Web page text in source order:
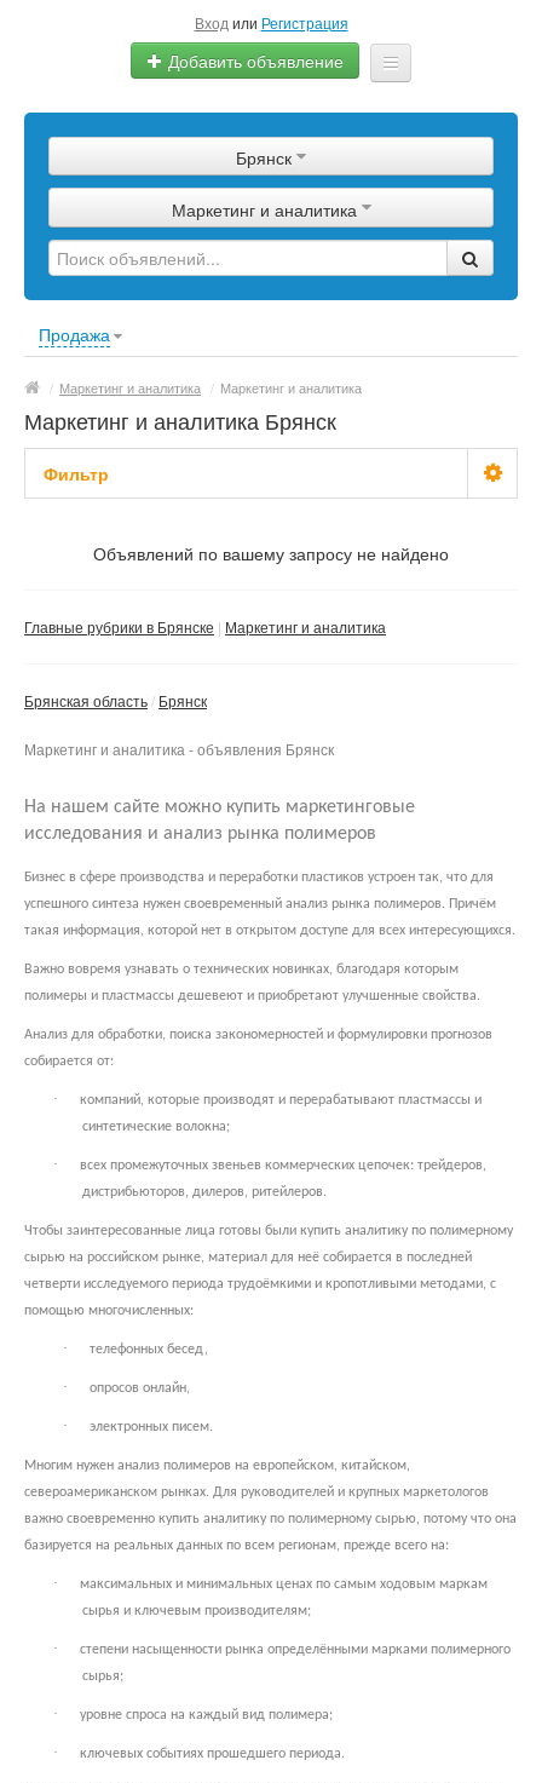
Вход или Регистрация
Добавить объявление
Сырье
Изделия
Оборудование
Брянск
Маркетинг и аналитика
Продажа
/ Маркетинг и аналитика / Маркетинг и аналитика
Маркетинг и аналитика Брянск
Фильтр
Частное лицо
Объявлений по вашему запросу не найдено
Главные рубрики в Брянске Маркетинг и аналитика
Брянская область Брянск
Маркетинг и аналитика - объявления Брянск
На нашем сайте можно купить маркетинговые
исследования и анализ рынка полимеров
Бизнес в сфере производства и переработки пластиков устроен так, что для
успешного синтеза нужен своевременный анализ рынка полимеров. Причём
такая информация, которой нет в открытом доступе для всех интересующихся.
Важно вовремя узнавать о технических новинках, благодаря которым
полимеры и пластмассы дешевеют и приобретают улучшенные свойства.
Анализ для обработки, поиска закономерностей и формулировки прогнозов
собирается от:
·
компаний, которые производят и перерабатывают пластмассы и
синтетические волокна;
·
всех промежуточных звеньев коммерческих цепочек: трейдеров,
дистрибьюторов, дилеров, ритейлеров.
Чтобы заинтересованные лица готовы были купить аналитику по полимерному
сырью на российском рынке, материал для неё собирается в последней
четверти исследуемого периода трудоёмкими и кропотливыми методами, с
помощью многочисленных:
· телефонных бесед,
· опросов онлайн,
· электронных писем.
Многим нужен анализ полимеров на европейском, китайском,
североамериканском рынках. Для руководителей и крупных маркетологов
важно своевременно купить аналитику по полимерному сырью, потому что она
базируется на реальных данных по всем регионам, прежде всего на:
·
максимальных и минимальных ценах по самым ходовым маркам
сырья и ключевым производителям;
·
степени насыщенности рынка определёнными марками полимерного
сырья;
· уровне спроса на каждый вид полимера;
· ключевых событиях прошедшего периода.